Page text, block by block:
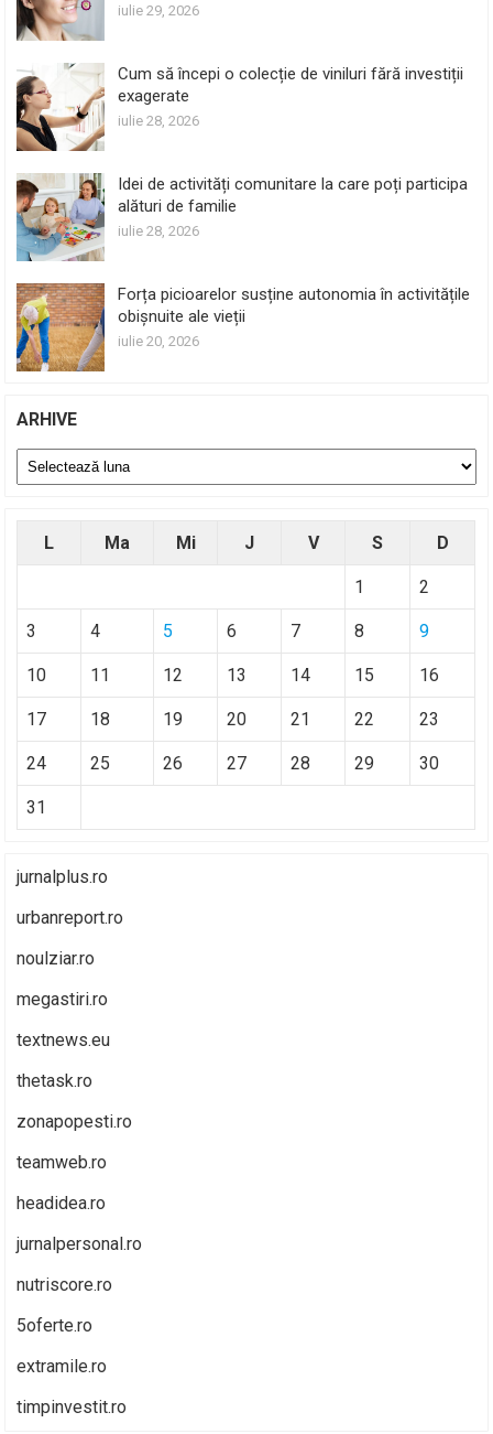
iulie 29, 2026
Cum să începi o colecție de viniluri fără investiții
exagerate
iulie 28, 2026
Idei de activități comunitare la care poți participa
alături de familie
iulie 28, 2026
Forța picioarelor susține autonomia în activitățile
obișnuite ale vieții
iulie 20, 2026
ARHIVE
Arhive
L Ma Mi J V S D
1 2
3 4 5 6 7 8 9
10 11 12 13 14 15 16
17 18 19 20 21 22 23
24 25 26 27 28 29 30
31
jurnalplus.ro
urbanreport.ro
noulziar.ro
megastiri.ro
textnews.eu
thetask.ro
zonapopesti.ro
teamweb.ro
headidea.ro
jurnalpersonal.ro
nutriscore.ro
5oferte.ro
extramile.ro
timpinvestit.ro